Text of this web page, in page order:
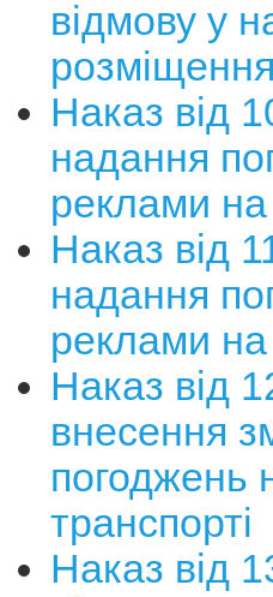
відмову у
Наказ від
надання
реклами на
Наказ від
надання
реклами на
Наказ від
внесення
погоджень
транспорті
Наказ від